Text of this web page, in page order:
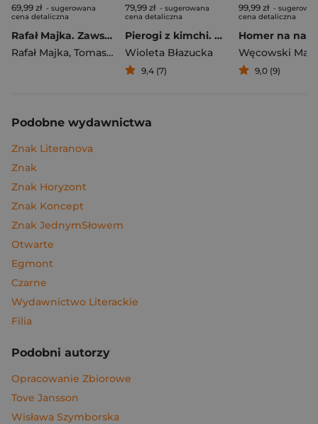
69,99 zł - sugerowana
cena detaliczna
Rafał Majka. Zawsze z przodu. Rozmawia Tomasz Kalemba - książka z autografem
Rafał Majka, Tomasz Kalemba
79,99 zł - sugerowana
cena detaliczna
Pierogi z kimchi. Moje ulubione azjatyckie przepisy
Wioleta Błazucka
9,4 (7)
99,99 zł -
cena detaliczna
Węcowski
9,0 (9)
Podobne wydawnictwa
Znak Literanova
Znak
Znak Horyzont
Znak Koncept
Znak JednymSłowem
Otwarte
Egmont
Czarne
Wydawnictwo Literackie
Filia
Podobni autorzy
Opracowanie Zbiorowe
Tove Jansson
Wisława Szymborska